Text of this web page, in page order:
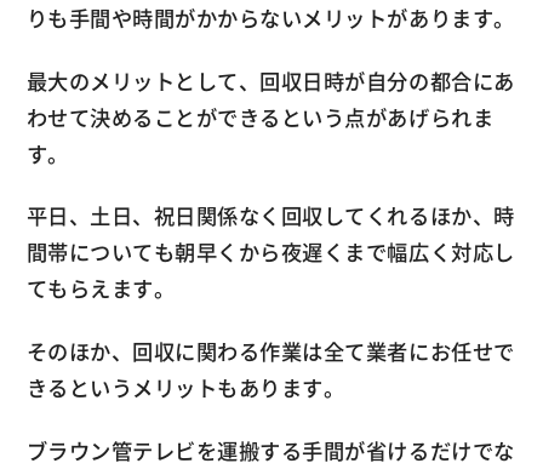
りも手間や時間がかからないメリットがあります。
最大のメリットとして、回収日時が自分の都合にあ
わせて決めることができるという点があげられま
す。
平日、土日、祝日関係なく回収してくれるほか、時
間帯についても朝早くから夜遅くまで幅広く対応し
てもらえます。
そのほか、回収に関わる作業は全て業者にお任せで
きるというメリットもあります。
ブラウン管テレビを運搬する手間が省けるだけでな